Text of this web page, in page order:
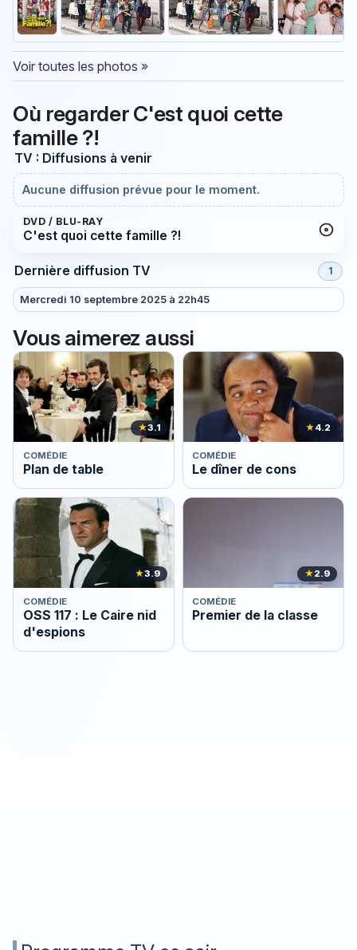
Voir toutes les photos »
Où regarder C'est quoi cette
famille ?!
TV : Diffusions à venir
Aucune diffusion prévue pour le moment.
DVD / BLU-RAY
C'est quoi cette famille ?!
Dernière diffusion TV 1
Mercredi 10 septembre 2025 à 22h45
Vous aimerez aussi
★3.1
COMÉDIE
Plan de table
★4.2
COMÉDIE
Le dîner de cons
★3.9
COMÉDIE
OSS 117 : Le Caire nid
d'espions
★2.9
COMÉDIE
Premier de la classe